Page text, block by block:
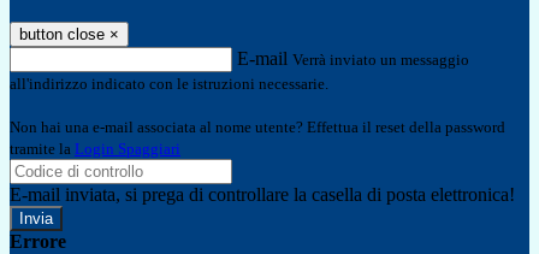
button close ×
E-mail Verrà inviato un messaggio
all'indirizzo indicato con le istruzioni necessarie.
Non hai una e-mail associata al nome utente? Effettua il reset della password
tramite la Login Spaggiari
E-mail inviata, si prega di controllare la casella di posta elettronica!
Errore